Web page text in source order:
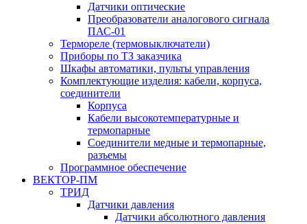
Датчики оптические
Преобразователи аналогового сигнала
ПАС-01
Термореле (термовыключатели)
Приборы по ТЗ заказчика
Шкафы автоматики, пульты управления
Комплектующие изделия: кабели, корпуса,
соединители
Корпуса
Кабели высокотемпературные и
термопарные
Соединители медные и термопарные,
разъемы
Программное обеспечение
ВЕКТОР-ПМ
ТРИД
Датчики давления
Датчики абсолютного давления